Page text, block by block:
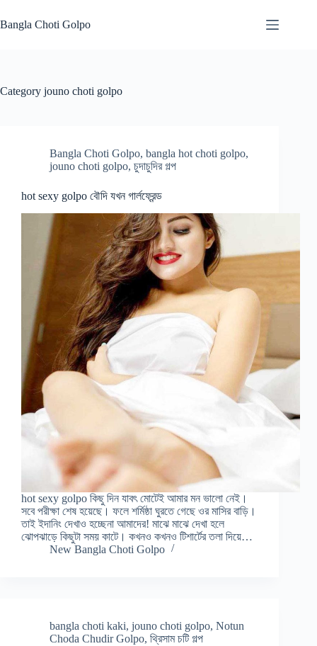
to
content
Bangla Choti Golpo
Category jouno choti golpo
Bangla Choti Golpo, bangla hot choti golpo,
jouno choti golpo, চুদাচুদির গল্প
hot sexy golpo বৌদি যখন গার্লফ্রেন্ড
hot sexy golpo কিছু দিন যাবৎ মোটেই আমার মন ভালো নেই।
সবে পরীক্ষা শেষ হয়েছে। ফলে শর্মিষ্ঠা ঘুরতে গেছে ওর মাসির বাড়ি।
তাই ইদানিং দেখাও হচ্ছেনা আমাদের! মাঝে মাঝে দেখা হলে
ঝোপঝাড়ে কিছুটা সময় কাটে। কখনও কখনও টিশার্টের তলা দিয়ে…
New Bangla Choti Golpo
bangla choti kaki, jouno choti golpo, Notun
Choda Chudir Golpo, থ্রিসাম চটি গল্প